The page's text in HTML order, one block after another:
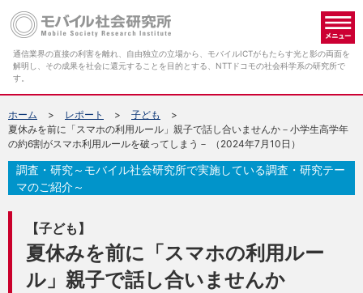
通信業界の直接の利害を離れ、自由独立の立場から、モバイルICTがもたらす光と影の両面を
解明し、その成果を社会に還元することを目的とする、NTTドコモの社会科学系の研究所で
す。
ホーム レポート
子ども
夏休みを前に「スマホの利用ルール」親子で話し合いませんか－小学生高学年
の約6割がスマホ利用ルールを破ってしまう－ （2024年7月10日）
【子ども】
夏休みを前に「スマホの利用ルー
ル」親子で話し合いませんか
調査・研究～モバイル社会研究所で実施している調査・研究テー
マのご紹介～